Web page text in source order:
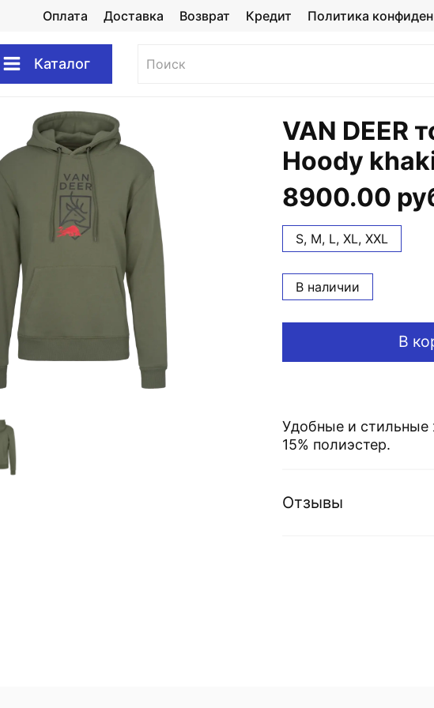
Оплата Доставка Возврат Кредит Политика
Каталог
VAN DEER
Hoody
8900.00
В
S, M, L, XL, XXL
В наличии
Удобные и стильные
15% полиэстер.
Отзывы